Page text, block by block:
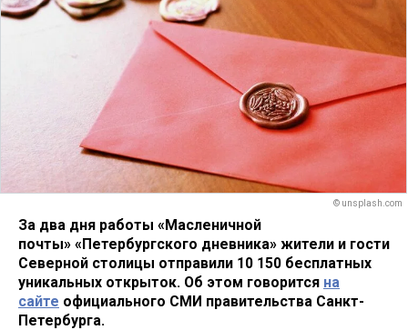
© unsplash.com
За два дня работы «Масленичной
почты» «Петербургского дневника» жители и гости
Северной столицы отправили 10 150 бесплатных
уникальных открыток. Об этом говорится на
сайте официального СМИ правительства Санкт-
Петербурга.